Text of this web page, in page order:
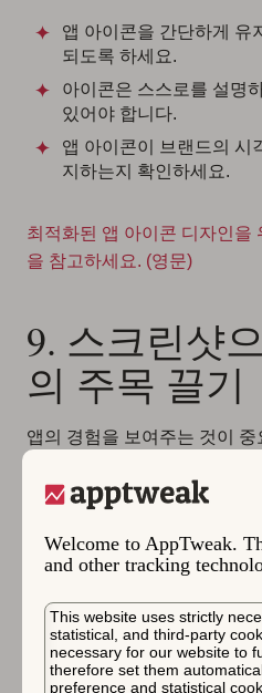
Welcome to AppTweak.
and other tracking
This website uses strictly
statistical, and third-party
necessary for our website to
therefore set them
preference and statistical
앱 아이콘을 간단하게 유
되도록 하세요.
아이콘은 스스로를 설명
있어야 합니다.
앱 아이콘이 브랜드의 시
지하는지 확인하세요.
최적화된 앱 아이콘 디자인을
을 참고하세요. (영문)
9. 스크린샷
의 주목 끌기
앱의 경험을 보여주는 것이
록 유도해야 합니다.
스크린샷은 시각적으로
해야 하며 스토어 방문자
인 콜투액션(Call-to-
다.첫 몇 개의 스크린샷
가적인 주의를 기울여야